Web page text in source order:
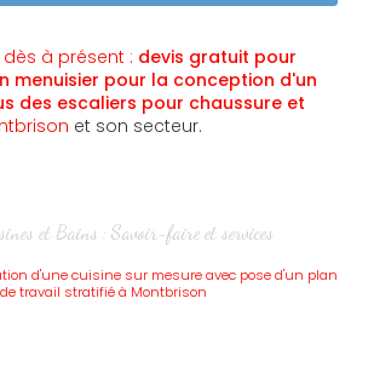
à présent : devis gratuit pour
menuisier pour la conception d'un
des escaliers pour chaussure et
et son secteur.
et Bains : Savoir-faire et services
d'une cuisine sur mesure avec pose d'un plan
de travail stratifié à Montbrison